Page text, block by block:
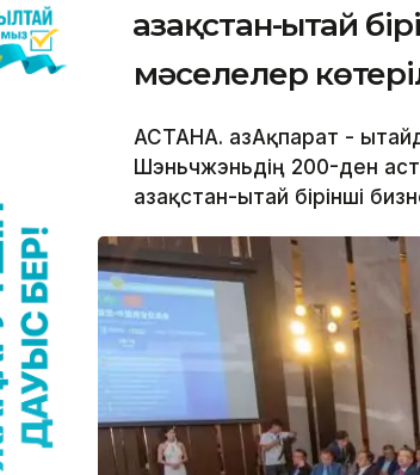
Қазақстан-Қытай
мәселелер
АСТАНА. ҚазАқпарат -
Шэньчжэньдің 200-ден
Қазақстан-Қытай бірінші